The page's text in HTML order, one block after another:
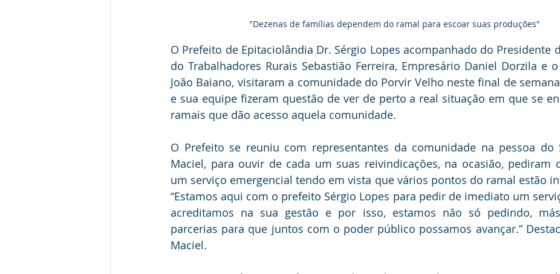
"Dezenas de famílias dependem do ramal para escoar suas produções"
O Prefeito de Epitaciolândia Dr. Sérgio Lopes acompanhado do Presidente
do Trabalhadores Rurais Sebastião Ferreira, Empresário Daniel Dorzila e
João Baiano, visitaram a comunidade do Porvir Velho neste final de
e sua equipe fizeram questão de ver de perto a real situação em que se
ramais que dão acesso aquela comunidade.
O Prefeito se reuniu com representantes da comunidade na pessoa do
Maciel, para ouvir de cada um suas reivindicações, na ocasião, pediram
um serviço emergencial tendo em vista que vários pontos do ramal estão
“Estamos aqui com o prefeito Sérgio Lopes para pedir de imediato um
acreditamos na sua gestão e por isso, estamos não só pedindo,
parcerias para que juntos com o poder público possamos avançar.”
Maciel.